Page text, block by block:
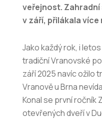
veřejnost.
v září, přilákala
Jako každý rok, i
tradiční Vranovské
září 2025 navíc ožilo
Vranově u Brna
Konal se první ročník
otevřených dveří v